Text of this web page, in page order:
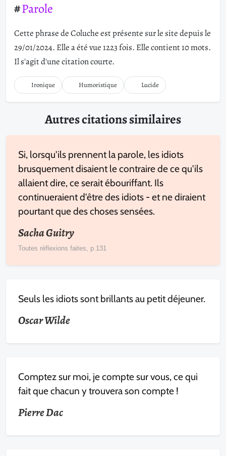
Parole
Cette phrase de Coluche est présente sur le site depuis le
29/01/2024. Elle a été vue 1223 fois. Elle contient 10 mots.
Il s'agit d'une citation courte.
Ironique Humoristique Lucide
Autres citations similaires
Si, lorsqu'ils prennent la parole, les idiots
brusquement disaient le contraire de ce qu'ils
allaient dire, ce serait ébouriffant. Ils
continueraient d'être des idiots - et ne diraient
pourtant que des choses sensées.
Sacha Guitry
Toutes réflexions faites, p.131
Seuls les idiots sont brillants au petit déjeuner.
Oscar Wilde
Comptez sur moi, je compte sur vous, ce qui
fait que chacun y trouvera son compte !
Pierre Dac